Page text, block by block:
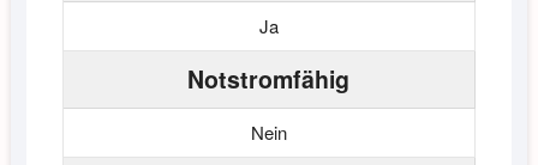
Ja
Notstromfähig
Nein